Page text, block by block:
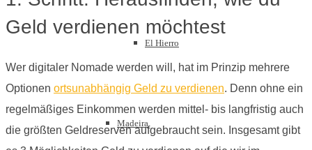
El Hierro
Madeira
Geld verdienen möchtest
Wer digitaler Nomade werden will, hat im Prinzip mehrere
Optionen ortsunabhängig Geld zu verdienen. Denn ohne ein
regelmäßiges Einkommen werden mittel- bis langfristig auch
die größten Geldreserven aufgebraucht sein. Insgesamt gibt